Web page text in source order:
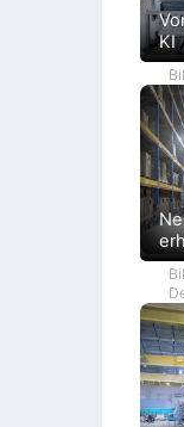
KI